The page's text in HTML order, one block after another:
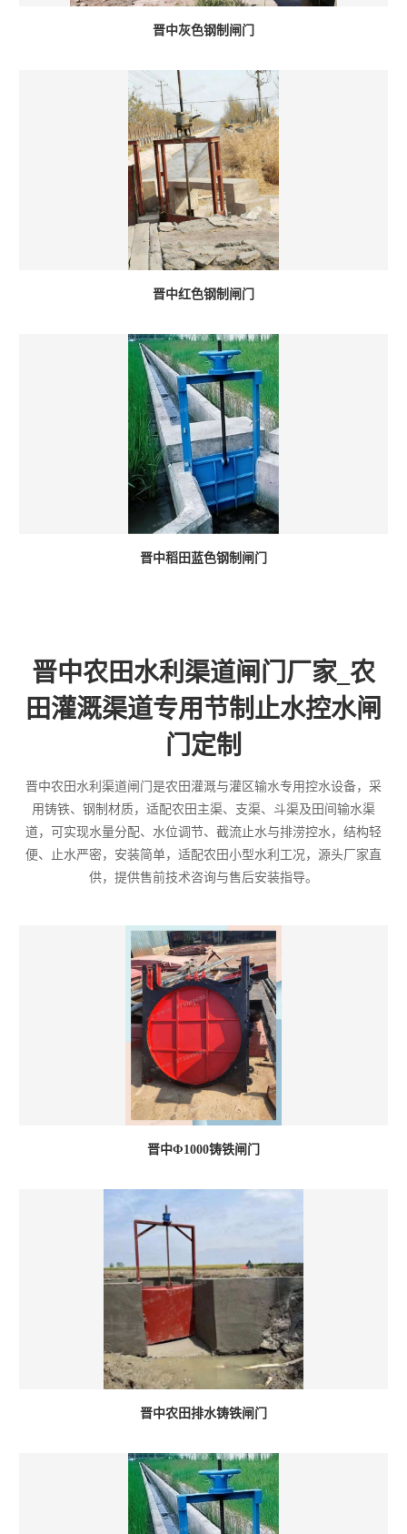
晋中灰色钢制闸门
晋中红色钢制闸门
晋中稻田蓝色钢制闸门
晋中农田水利渠道闸门厂家_农
田灌溉渠道专用节制止水控水闸
门定制
晋中农田水利渠道闸门是农田灌溉与灌区输水专用控水设备，采
用铸铁、钢制材质，适配农田主渠、支渠、斗渠及田间输水渠
道，可实现水量分配、水位调节、截流止水与排涝控水，结构轻
便、止水严密，安装简单，适配农田小型水利工况，源头厂家直
供，提供售前技术咨询与售后安装指导。
晋中Φ1000铸铁闸门
晋中农田排水铸铁闸门